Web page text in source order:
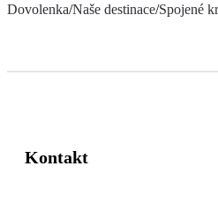
Dovolenka/Naše destinace/Spojené
Kontakt